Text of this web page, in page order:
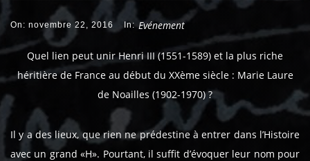
On: novembre 22, 2016 In: Evénement
Quel lien peut unir Henri III (1551-1589) et la plus riche
héritière de France au début du XXème siècle : Marie Laure
de Noailles (1902-1970) ?
Il y a des lieux, que rien ne prédestine à entrer dans l’Histoire
avec un grand «H». Pourtant, il suffit d’évoquer leur nom pour